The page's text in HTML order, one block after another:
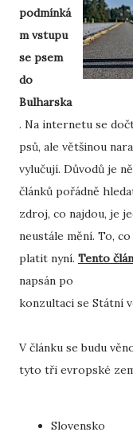
podmínká
m vstupu
se psem
do
Bulharska
. Na internetu se
psů, ale většinou
vylučují. Důvodů je
článků pořádně
zdroj, co najdou, je
neustále mění. To,
platit nyní. Tento
napsán po
konzultaci se Státní
V článku se budu
tyto tři evropské
Slovensko